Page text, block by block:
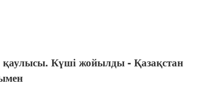
қаулысы. Күші жойылды - Қазақстан